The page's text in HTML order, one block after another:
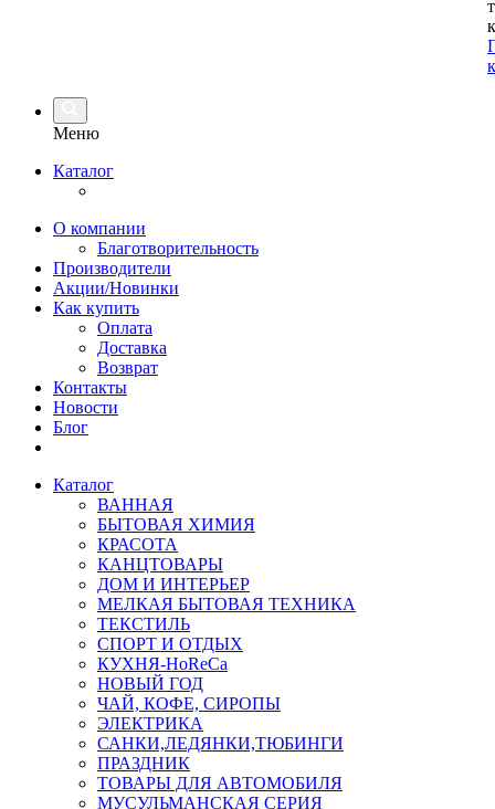
Меню
Каталог
О компании
Благотворительность
Производители
Акции/Новинки
Как купить
Оплата
Доставка
Возврат
Контакты
Новости
Блог
Каталог
ВАННАЯ
БЫТОВАЯ ХИМИЯ
КРАСОТА
КАНЦТОВАРЫ
ДОМ И ИНТЕРЬЕР
МЕЛКАЯ БЫТОВАЯ ТЕХНИКА
ТЕКСТИЛЬ
СПОРТ И ОТДЫХ
КУХНЯ-HoReCa
НОВЫЙ ГОД
ЧАЙ, КОФЕ, СИРОПЫ
ЭЛЕКТРИКА
САНКИ,ЛЕДЯНКИ,ТЮБИНГИ
ПРАЗДНИК
ТОВАРЫ ДЛЯ АВТОМОБИЛЯ
МУСУЛЬМАНСКАЯ СЕРИЯ